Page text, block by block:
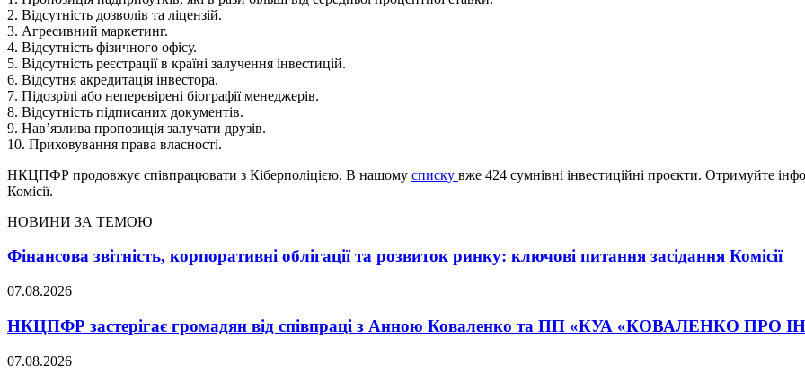
2. Відсутність дозволів та ліцензій.
3. Агресивний маркетинг.
4. Відсутність фізичного офісу.
5. Відсутність реєстрації в країні залучення інвестицій.
6. Відсутня акредитація інвестора.
7. Підозрілі або неперевірені біографії менеджерів.
8. Відсутність підписаних документів.
9. Нав’язлива пропозиція залучати друзів.
10. Приховування права власності.
НКЦПФР продовжує співпрацювати з Кіберполіцією. В нашому списку вже 424 сумнівні інвестиційні проєкти. Отримуйте
Комісії.
НОВИНИ ЗА ТЕМОЮ
Фінансова звітність, корпоративні облігації та розвиток ринку: ключові питання засідання Комісії
07.08.2026
НКЦПФР застерігає громадян від співпраці з Анною Коваленко та ПП «КУА «КОВАЛЕНКО ПРО
07.08.2026